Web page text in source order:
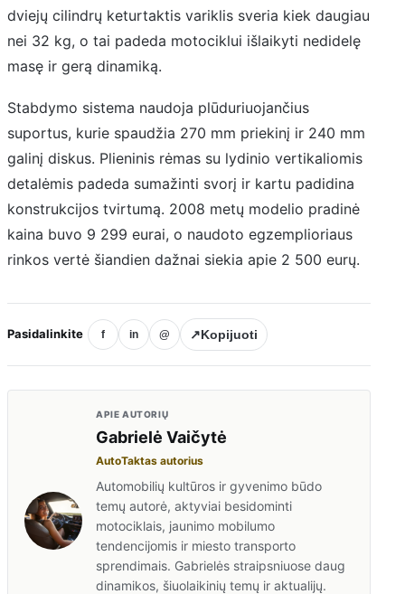
dviejų cilindrų keturtaktis variklis sveria kiek daugiau
nei 32 kg, o tai padeda motociklui išlaikyti nedidelę
masę ir gerą dinamiką.
Stabdymo sistema naudoja plūduriuojančius
suportus, kurie spaudžia 270 mm priekinį ir 240 mm
galinį diskus. Plieninis rėmas su lydinio vertikaliomis
detalėmis padeda sumažinti svorį ir kartu padidina
konstrukcijos tvirtumą. 2008 metų modelio pradinė
kaina buvo 9 299 eurai, o naudoto egzemplioriaus
rinkos vertė šiandien dažnai siekia apie 2 500 eurų.
Pasidalinkite f in @ ↗Kopijuoti
APIE AUTORIŲ
Gabrielė Vaičytė
AutoTaktas autorius
Automobilių kultūros ir gyvenimo būdo
temų autorė, aktyviai besidominti
motociklais, jaunimo mobilumo
tendencijomis ir miesto transporto
sprendimais. Gabrielės straipsniuose daug
dinamikos, šiuolaikinių temų ir aktualijų.